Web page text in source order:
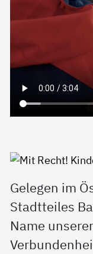
Gelegen im
Stadtteiles
Name